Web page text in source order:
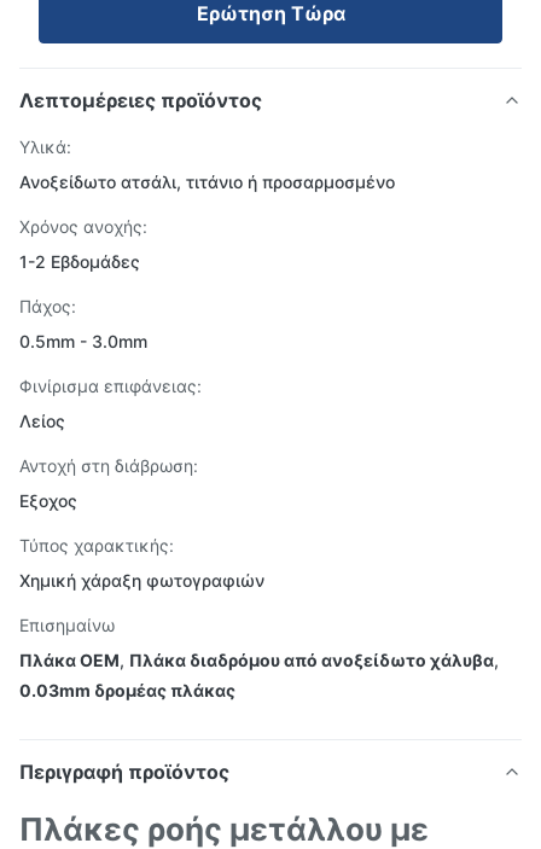
Ερώτηση Τώρα
Λεπτομέρειες προϊόντος
Υλικά:
Ανοξείδωτο ατσάλι, τιτάνιο ή προσαρμοσμένο
Χρόνος ανοχής:
1-2 Εβδομάδες
Πάχος:
0.5mm - 3.0mm
Φινίρισμα επιφάνειας:
Λείος
Αντοχή στη διάβρωση:
Εξοχος
Τύπος χαρακτικής:
Χημική χάραξη φωτογραφιών
Επισημαίνω
Πλάκα OEM, Πλάκα διαδρόμου από ανοξείδωτο χάλυβα,
0.03mm δρομέας πλάκας
Περιγραφή προϊόντος
Πλάκες ροής μετάλλου με